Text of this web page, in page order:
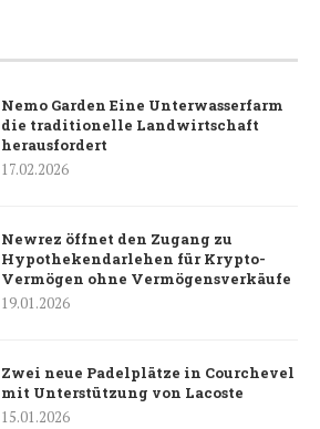
Nemo Garden Eine Unterwasserfarm
die traditionelle Landwirtschaft
herausfordert
17.02.2026
Newrez öffnet den Zugang zu
Hypothekendarlehen für Krypto-
Vermögen ohne Vermögensverkäufe
19.01.2026
Zwei neue Padelplätze in Courchevel
mit Unterstützung von Lacoste
15.01.2026